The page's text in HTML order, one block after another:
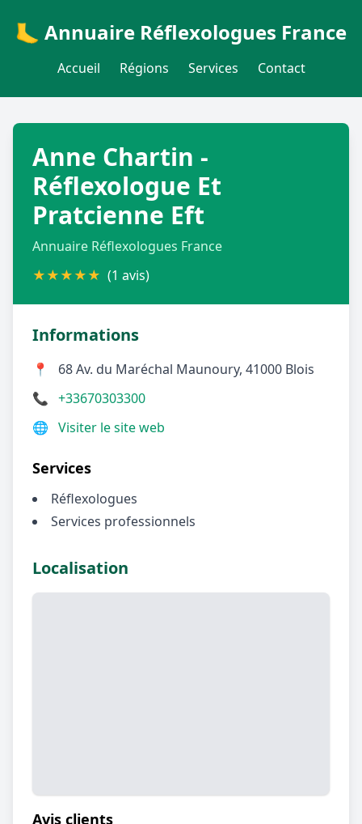
🦶 Annuaire Réflexologues France
Accueil Régions Services Contact
Anne Chartin -
Réflexologue Et
Pratcienne Eft
Annuaire Réflexologues France
★★★★★ (1 avis)
Informations
📍
68 Av. du Maréchal Maunoury, 41000 Blois
📞 +33670303300
🌐 Visiter le site web
Services
Réflexologues
Services professionnels
Localisation
Avis clients